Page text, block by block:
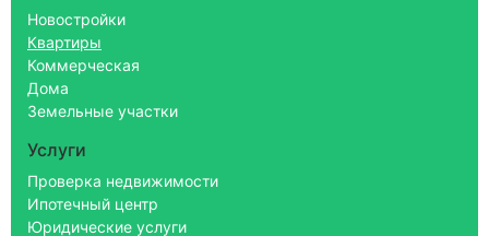
Новостройки
Квартиры
Коммерческая
Дома
Земельные участки
Услуги
Проверка недвижимости
Ипотечный центр
Юридические услуги